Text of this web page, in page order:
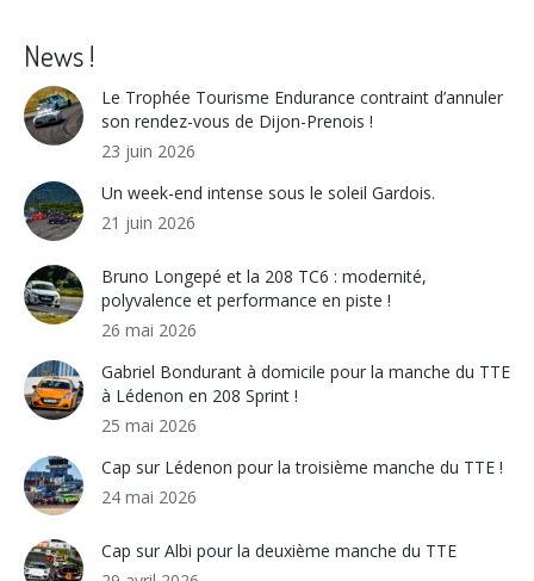
News !
Le Trophée Tourisme Endurance contraint d’annuler
son rendez-vous de Dijon-Prenois !
23 juin 2026
Un week-end intense sous le soleil Gardois.
21 juin 2026
Bruno Longepé et la 208 TC6 : modernité,
polyvalence et performance en piste !
26 mai 2026
Gabriel Bondurant à domicile pour la manche du TTE
à Lédenon en 208 Sprint !
25 mai 2026
Cap sur Lédenon pour la troisième manche du TTE !
24 mai 2026
Cap sur Albi pour la deuxième manche du TTE